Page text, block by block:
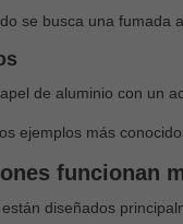
se busca una fumada
de aluminio con un
ejemplos más
funcionan
diseñados